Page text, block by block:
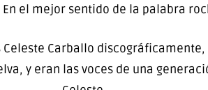
el mejor sentido de la palabra
Carballo
y eran las voces de una